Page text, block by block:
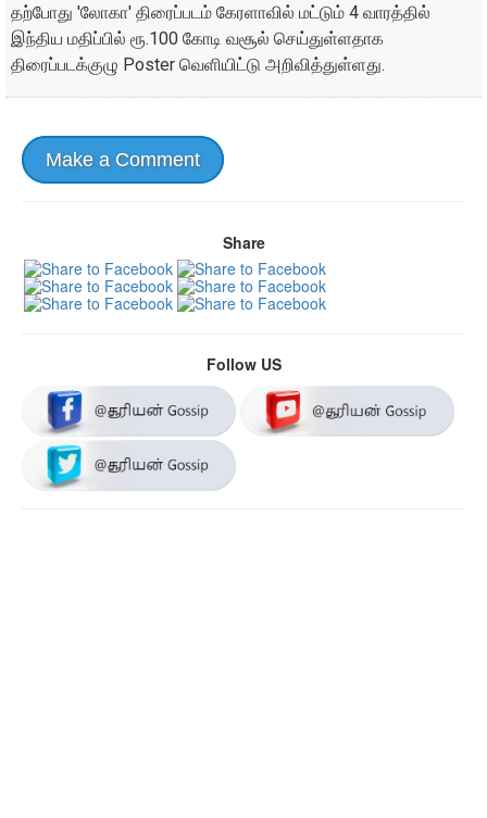
தற்போது 'லோகா' திரைப்படம் கேரளாவில் மட்டும் 4 வாரத்தில்
இந்திய மதிப்பில் ரூ.100 கோடி வசூல் செய்துள்ளதாக
திரைப்படக்குழு Poster வெளியிட்டு அறிவித்துள்ளது.
Make a Comment
Share
Follow US